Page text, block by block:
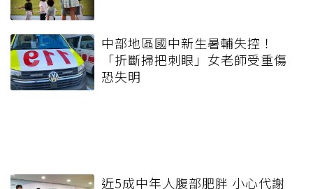
中部地區國中新生暑輔失控！
「折斷掃把刺眼」女老師受重傷
恐失明
近5成中年人腹部肥胖 小心代謝